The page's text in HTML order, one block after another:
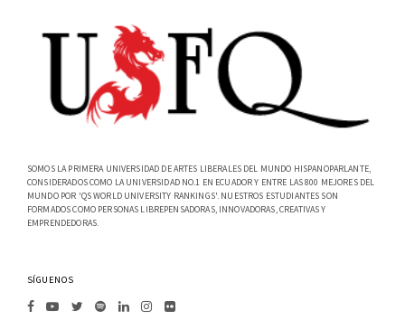
SOMOS LA PRIMERA UNIVERSIDAD DE ARTES LIBERALES DEL MUNDO HISPANOPARLANTE,
CONSIDERADOS COMO LA UNIVERSIDAD NO.1 EN ECUADOR Y ENTRE LAS 800 MEJORES DEL
MUNDO POR 'QS WORLD UNIVERSITY RANKINGS'. NUESTROS ESTUDIANTES SON
FORMADOS COMO PERSONAS LIBREPENSADORAS, INNOVADORAS, CREATIVAS Y
EMPRENDEDORAS.
SÍGUENOS